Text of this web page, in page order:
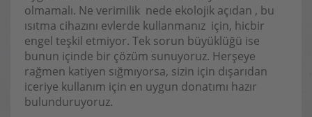
olmamalı. Ne verimilik nede ekolojik açıdan , bu
ısıtma cihazını evlerde kullanmanız için, hicbir
engel teşkil etmiyor. Tek sorun büyüklüğü ise
bunun içinde bir çözüm sunuyoruz. Herşeye
rağmen katiyen sığmıyorsa, sizin için dışarıdan
iceriye kullanım için en uygun donatımı hazır
bulunduruyoruz.